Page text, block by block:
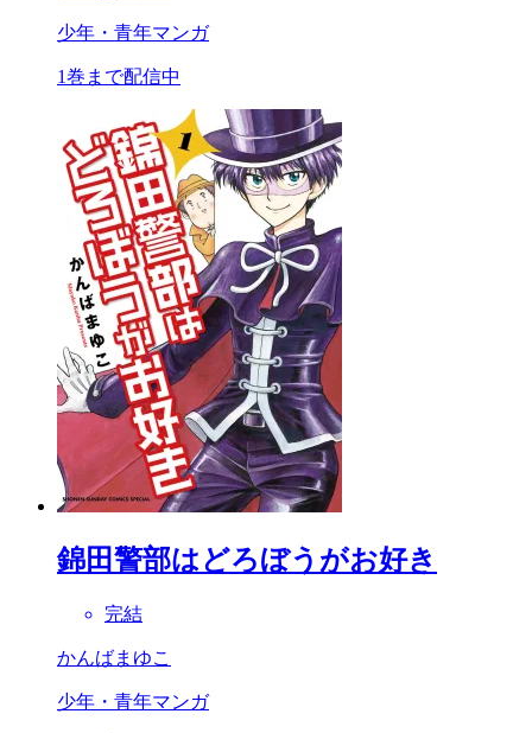
少年・青年マンガ
1巻まで配信中
錦田警部はどろぼうがお好き
完結
かんばまゆこ
少年・青年マンガ